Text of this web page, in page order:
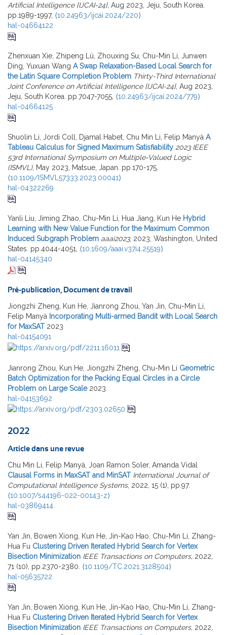
Artificial Intelligence {IJCAI-24}, Aug 2023, Jeju, South Korea.
pp.1989-1997, ⟨10.24963/ijcai.2024/220⟩
hal-04664122
Zhenxuan Xie, Zhipeng Lü, Zhouxing Su, Chu-Min Li, Junwen
Ding, Yuxuan Wang A Swap Relaxation-Based Local Search for
the Latin Square Completion Problem Thirty-Third International
Joint Conference on Artificial Intelligence {IJCAI-24}, Aug 2023,
Jeju, South Korea. pp.7047-7055, ⟨10.24963/ijcai.2024/779⟩
hal-04664125
Shuolin Li, Jordi Coll, Djamal Habet, Chu Min Li, Felip Manyà A
Tableau Calculus for Signed Maximum Satisfiability 2023 IEEE
53rd International Symposium on Multiple-Valued Logic
(ISMVL), May 2023, Matsue, Japan. pp.170-175,
⟨10.1109/ISMVL57333.2023.00041⟩
hal-04322269
Yanli Liu, Jiming Zhao, Chu-Min Li, Hua Jiang, Kun He Hybrid
Learning with New Value Function for the Maximum Common
Induced Subgraph Problem aaai2023, 2023, Washington, United
States. pp.4044-4051, ⟨10.1609/aaai.v37i4.25519⟩
hal-04145340
Pré-publication, Document de travail
Jiongzhi Zheng, Kun He, Jianrong Zhou, Yan Jin, Chu-Min Li,
Felip Manyà Incorporating Multi-armed Bandit with Local Search
for MaxSAT 2023
hal-04154091
Jianrong Zhou, Kun He, Jiongzhi Zheng, Chu-Min Li Geometric
Batch Optimization for the Packing Equal Circles in a Circle
Problem on Large Scale 2023
hal-04153692
2022
Article dans une revue
Chu Min Li, Felip Manyà, Joan Ramon Soler, Amanda Vidal
Clausal Forms in MaxSAT and MinSAT International Journal of
Computational Intelligence Systems, 2022, 15 (1), pp.97.
⟨10.1007/s44196-022-00143-z⟩
hal-03869414
Yan Jin, Bowen Xiong, Kun He, Jin-Kao Hao, Chu-Min Li, Zhang-
Hua Fu Clustering Driven Iterated Hybrid Search for Vertex
Bisection Minimization IEEE Transactions on Computers, 2022,
71 (10), pp.2370-2380. ⟨10.1109/TC.2021.3128504⟩
hal-05635722
Yan Jin, Bowen Xiong, Kun He, Jin-Kao Hao, Chu-Min Li, Zhang-
Hua Fu Clustering Driven Iterated Hybrid Search for Vertex
Bisection Minimization IEEE Transactions on Computers, 2022,